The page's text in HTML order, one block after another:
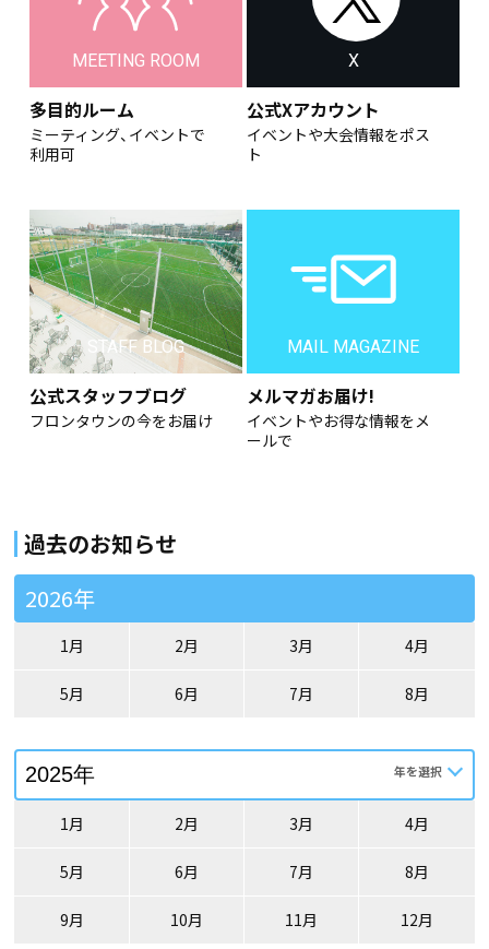
MEETING ROOM
多目的ルーム
ミーティング、イベントで
利用可
X
公式Xアカウント
イベントや大会情報をポス
ト
STAFF BLOG
公式スタッフブログ
フロンタウンの今をお届け
MAIL MAGAZINE
メルマガお届け!
イベントやお得な情報をメ
ールで
過去のお知らせ
2026年
1月 2月 3月 4月
5月 6月 7月 8月
1月 2月 3月 4月
5月 6月 7月 8月
9月 10月 11月 12月